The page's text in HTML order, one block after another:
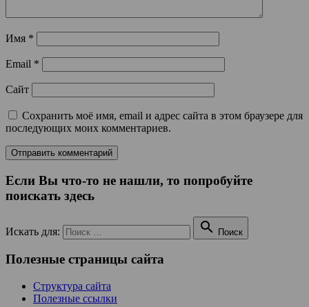
Имя *
Email *
Сайт
Сохранить моё имя, email и адрес сайта в этом браузере для
последующих моих комментариев.
Если Вы что-то не нашли, то попробуйте
поискать здесь
Искать для:  Поиск
Полезные страницы сайта
Структура сайта
Полезные ссылки